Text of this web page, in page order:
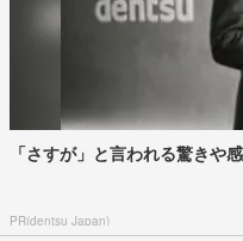
「さすが」と言われる驚きや
PR(dentsu Japan)